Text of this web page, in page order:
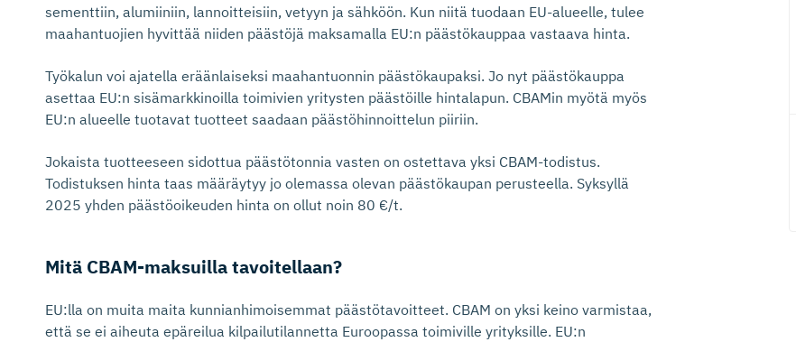
sementtiin, alumiiniin, lannoitteisiin, vetyyn ja sähköön. Kun niitä tuodaan EU-alueelle, tulee
maahantuojien hyvittää niiden päästöjä maksamalla EU:n päästökauppaa vastaava hinta.
Työkalun voi ajatella eräänlaiseksi maahantuonnin päästökaupaksi. Jo nyt päästökauppa
asettaa EU:n sisämarkkinoilla toimivien yritysten päästöille hintalapun. CBAMin myötä myös
EU:n alueelle tuotavat tuotteet saadaan päästöhinnoittelun piiriin.
Jokaista tuotteeseen sidottua päästötonnia vasten on ostettava yksi CBAM-todistus.
Todistuksen hinta taas määräytyy jo olemassa olevan päästökaupan perusteella. Syksyllä
2025 yhden päästöoikeuden hinta on ollut noin 80 €/t.
Mitä CBAM-maksuilla tavoitellaan?
EU:lla on muita maita kunnianhimoisemmat päästötavoitteet. CBAM on yksi keino varmistaa,
että se ei aiheuta epäreilua kilpailutilannetta Euroopassa toimiville yrityksille. EU:n